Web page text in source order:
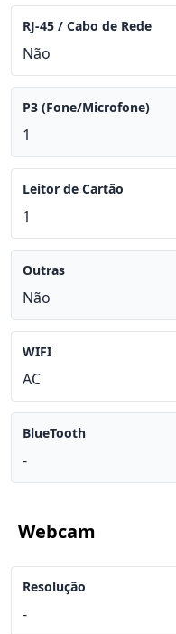
RJ-45 / Cabo de Rede
Não
P3 (Fone/Microfone)
1
Leitor de Cartão
1
Outras
Não
WIFI
AC
BlueTooth
-
Webcam
Resolução
-